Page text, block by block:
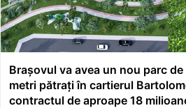
Brașovul va avea un nou parc
metri pătrați în cartierul
contractul de aproape 18